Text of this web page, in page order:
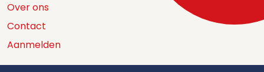
Over ons
Contact
Aanmelden